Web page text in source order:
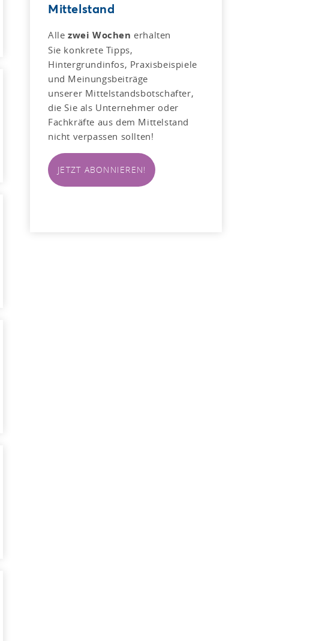
Mittelstand
Alle zwei Wochen erhalten
Sie konkrete Tipps,
Hintergrundinfos, Praxisbeispiele
und Meinungsbeiträge
unserer Mittelstandsbotschafter,
die Sie als Unternehmer oder
Fachkräfte aus dem Mittelstand
nicht verpassen sollten!
JETZT ABONNIEREN!